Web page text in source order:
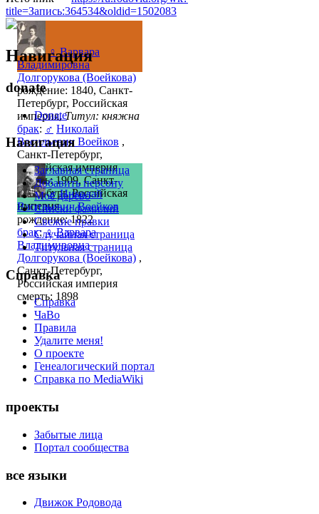
♀ Варвара
Владимировна
Долгорукова (Воейкова)
рождение: 1840, Санкт-
Петербург, Российская
империя,Титул: княжна
брак: ♂ Николай
Васильевич Воейков ,
Санкт-Петербург,
Российская империя
смерть: 1909, Санкт-
Петербург, Российская
империя
♂ Николай
Васильевич Воейков
рождение: 1822
брак:♀ Варвара
Владимировна
Долгорукова (Воейкова) ,
Санкт-Петербург,
Российская империя
смерть: 1898
title=Запись:364534&oldid=1502083
Навигация
donate
Donate
Навигация
Заглавная страница
Добавить персону
Моё дерево
Списки фамилий
Свежие правки
Случайная страница
Титульная страница
Справка
Справка
ЧаВо
Правила
Удалите меня!
О проекте
Генеалогический портал
Справка по MediaWiki
проекты
Забытые лица
Портал сообщества
все языки
Движок Родовода